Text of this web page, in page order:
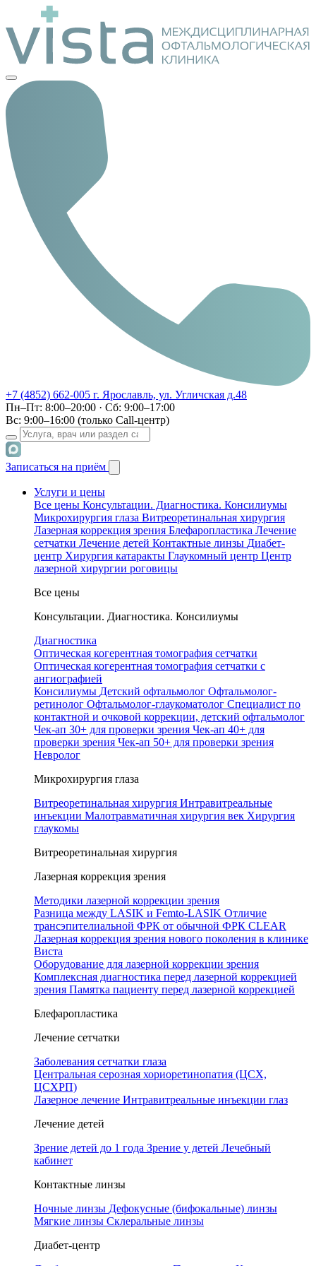
+7 (4852) 662-005 г. Ярославль, ул. Угличская д.48
Пн–Пт: 8:00–20:00 · Сб: 9:00–17:00
Вс: 9:00–16:00 (только Call-центр)
Записаться на приём
Услуги и цены
Все цены Консультации. Диагностика. Консилиумы
Микрохирургия глаза Витреоретинальная хирургия
Лазерная коррекция зрения Блефаропластика Лечение
сетчатки Лечение детей Контактные линзы Диабет-
центр Хирургия катаракты Глаукомный центр Центр
лазерной хирургии роговицы
Все цены
Консультации. Диагностика. Консилиумы
Диагностика
Оптическая когерентная томография сетчатки
Оптическая когерентная томография сетчатки с
ангиографией
Консилиумы Детский офтальмолог Офтальмолог-
ретинолог Офтальмолог-глаукоматолог Специалист по
контактной и очковой коррекции, детский офтальмолог
Чек-ап 30+ для проверки зрения Чек-ап 40+ для
проверки зрения Чек-ап 50+ для проверки зрения
Невролог
Микрохирургия глаза
Витреоретинальная хирургия Интравитреальные
инъекции Малотравматичная хирургия век Хирургия
глаукомы
Витреоретинальная хирургия
Лазерная коррекция зрения
Методики лазерной коррекции зрения
Разница между LASIK и Femto-LASIK Отличие
трансэпителиальной ФРК от обычной ФРК CLEAR
Лазерная коррекция зрения нового поколения в клинике
Виста
Оборудование для лазерной коррекции зрения
Комплексная диагностика перед лазерной коррекцией
зрения Памятка пациенту перед лазерной коррекцией
Блефаропластика
Лечение сетчатки
Заболевания сетчатки глаза
Центральная серозная хориоретинопатия (ЦСХ,
ЦСХРП)
Лазерное лечение Интравитреальные инъекции глаз
Лечение детей
Зрение детей до 1 года Зрение у детей Лечебный
кабинет
Контактные линзы
Ночные линзы Дефокусные (бифокальные) линзы
Мягкие линзы Склеральные линзы
Диабет-центр